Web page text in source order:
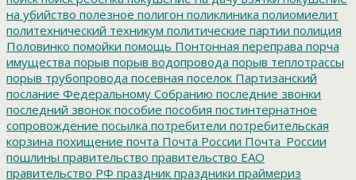
на убийство полезное полигон поликлиника полиомиелит
политехнический техникум политические партии полиция
Половинко помойки помощь Понтонная переправа порча
имущества порыв порыв водопровода порыв теплотрассы
порыв трубопровода посевная поселок Партизанский
послание Федеральному Собранию последние звонки
последний звонок пособие пособия постинтернатное
сопровождение посылка потребители потребительская
корзина похищение почта Почта России Почта_России
пошлины правительство правительство ЕАО
правительство РФ праздник праздники праймериз